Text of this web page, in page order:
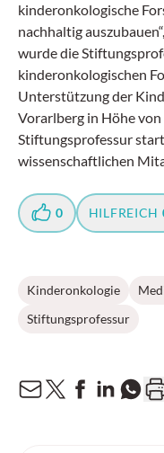
kinderonkologische
nachhaltig
wurde die
kinderonkologischen
Unterstützung der
Vorarlberg in Höhe
Stiftungsprofessur
wissenschaftlichen
0 HILFREICH
Kinderonkologie
Stiftungsprofessur